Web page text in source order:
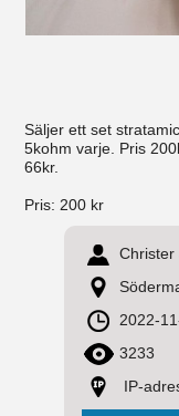
Säljer ett set
5kohm varje. Pris
66kr.
Pris: 200 kr
Christer
2022-
3233
IP-